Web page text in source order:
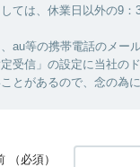
ては、休業日以外の9
au等の携帯電話のメー
受信」の設定に当社の
とがあるので、念の為
（必須）